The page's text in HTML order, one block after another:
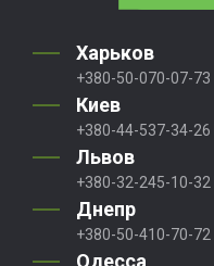
Харьков
+380-50-070-07-73
Киев
+380-44-537-34-26
Львов
+380-32-245-10-32
Днепр
+380-50-410-70-72
Одесса